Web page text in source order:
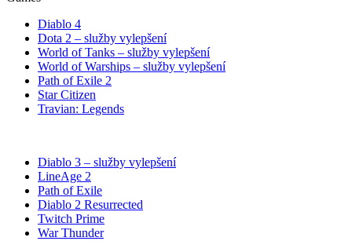
Diablo 4
Dota 2 – služby vylepšení
World of Tanks – služby vylepšení
World of Warships – služby vylepšení
Path of Exile 2
Star Citizen
Travian: Legends
Diablo 3 – služby vylepšení
LineAge 2
Path of Exile
Diablo 2 Resurrected
Twitch Prime
War Thunder